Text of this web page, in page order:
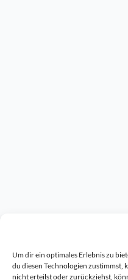
Um dir ein optimales Erlebnis zu
du diesen Technologien zustimmst,
nicht erteilst oder zurückziehst,